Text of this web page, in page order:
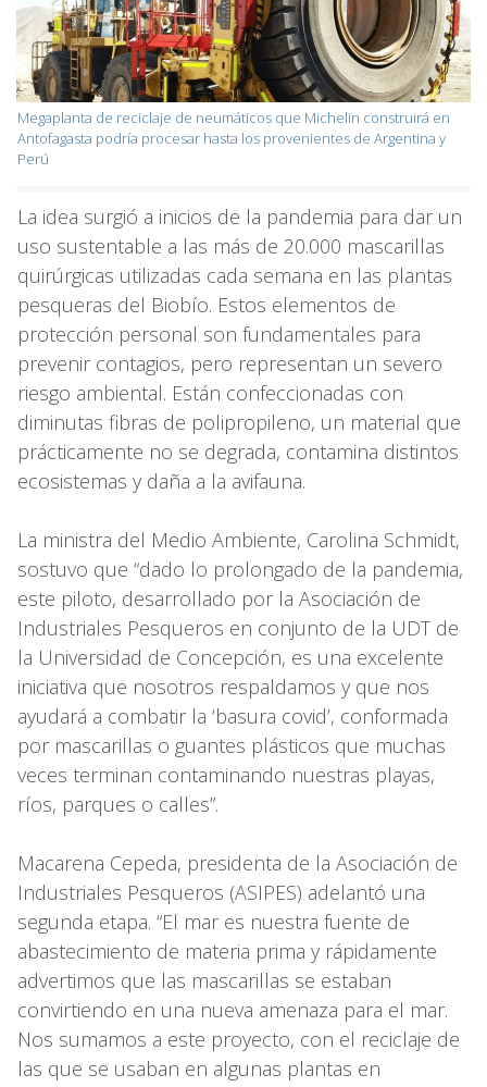
Megaplanta de reciclaje de neumáticos que Michelin construirá en
Antofagasta podría procesar hasta los provenientes de Argentina y
Perú
La idea surgió a inicios de la pandemia para dar un
uso sustentable a las más de 20.000 mascarillas
quirúrgicas utilizadas cada semana en las plantas
pesqueras del Biobío. Estos elementos de
protección personal son fundamentales para
prevenir contagios, pero representan un severo
riesgo ambiental. Están confeccionadas con
diminutas fibras de polipropileno, un material que
prácticamente no se degrada, contamina distintos
ecosistemas y daña a la avifauna.
La ministra del Medio Ambiente, Carolina Schmidt,
sostuvo que “dado lo prolongado de la pandemia,
este piloto, desarrollado por la Asociación de
Industriales Pesqueros en conjunto de la UDT de
la Universidad de Concepción, es una excelente
iniciativa que nosotros respaldamos y que nos
ayudará a combatir la ‘basura covid’, conformada
por mascarillas o guantes plásticos que muchas
veces terminan contaminando nuestras playas,
ríos, parques o calles”.
Macarena Cepeda, presidenta de la Asociación de
Industriales Pesqueros (ASIPES) adelantó una
segunda etapa. “El mar es nuestra fuente de
abastecimiento de materia prima y rápidamente
advertimos que las mascarillas se estaban
convirtiendo en una nueva amenaza para el mar.
Nos sumamos a este proyecto, con el reciclaje de
las que se usaban en algunas plantas en